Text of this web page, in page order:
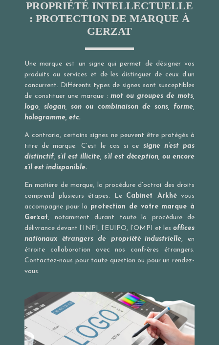
PROPRIÉTÉ INTELLECTUELLE
: PROTECTION DE MARQUE À
GERZAT
Une marque est un signe qui permet de désigner vos
produits ou services et de les distinguer de ceux d’un
concurrent. Différents types de signes sont susceptibles
de constituer une marque :mot ou groupes de mots,
logo, slogan, son ou combinaison de sons, forme,
hologramme, etc.
A contrario, certains signes ne peuvent être protégés à
titre de marque. C’est le cas si ce signe n’est pas
distinctif, s’il est illicite, s’il est déception, ou encore
s’il est indisponible.
En matière de marque, la procédure d’octroi des droits
comprend plusieurs étapes. Le Cabinet Arkhèvous
accompagne pour la protection de votre marque à
Gerzat, notamment durant toute la procédure de
délivrance devant l’ INPI , l’ EUIPO, l’OMPI et lesoffices
nationaux étrangers de propriété industrielle, en
étroite collaboration avec nos confrères étrangers.
Contactez-nous pour toute question ou pour un rendez-
vous.